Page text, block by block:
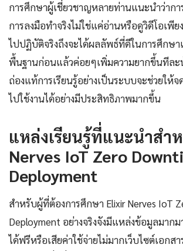
การศึกษาผู้เชี่ยวชาญหลายท่านแนะนำว่าก
การลงมือทำจริงไม่ใช่แค่อ่านหรือดูวิดีโอเพีย
ไปปฏิบัติจริงถึงจะได้ผลลัพธ์ที่ดีในการศึกษา
พื้นฐานก่อนแล้วค่อยๆเพิ่มความยากขึ้นทีละ
ถ่องแท้การเรียนรู้อย่างเป็นระบบจะช่วยให้
ไปใช้งานได้อย่างมีประสิทธิภาพมากขึ้น
แหล่งเรียนรู้ที่แนะนำสำ
Nerves IoT Zero
Deployment
สำหรับผู้ที่ต้องการศึกษา Elixir Nerves IoT
Deployment อย่างจริงจังมีแหล่งข้อมูลมากม
ได้ฟรีหรือเสียค่าใช้จ่ายไม่มากเว็บไซต์เอกส